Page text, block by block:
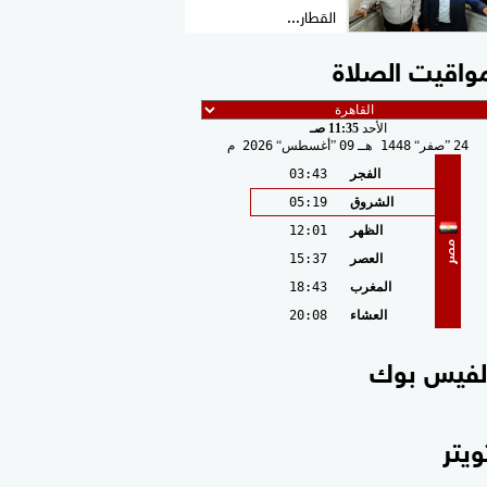
القطار...
الصلاة
الأحد11:35 صـ
24 صفر 1448 هـ 09 أغسطس 2026 م
مصر
الفجر
03:43
الشروق
05:19
الظهر
12:01
العصر
15:37
المغرب
18:43
العشاء
20:08
بوك